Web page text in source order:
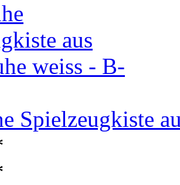
Spielzeugkiste